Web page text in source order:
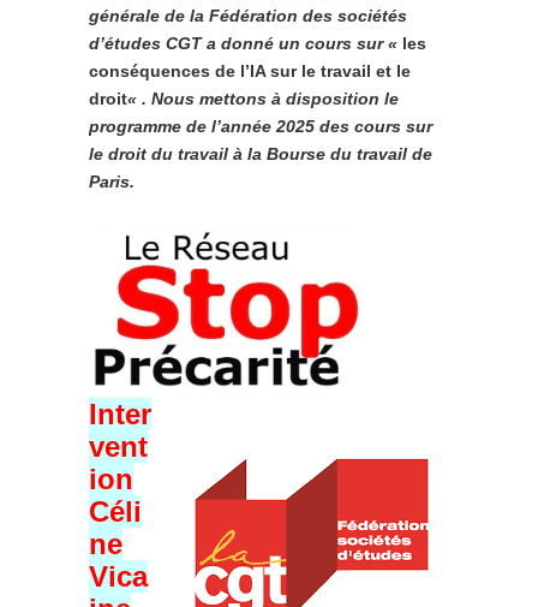
générale de la Fédération des sociétés
d’études CGT a donné un cours sur « les
conséquences de l’IA sur le travail et le
droit« . Nous mettons à disposition le
programme de l’année 2025 des cours sur
le droit du travail à la Bourse du travail de
Paris.
Inter
vent
ion
Céli
ne
Vica